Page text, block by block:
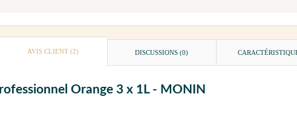
AVIS CLIENT(2) DISCUSSIONS (0)
Orange 3 x 1L - MONIN